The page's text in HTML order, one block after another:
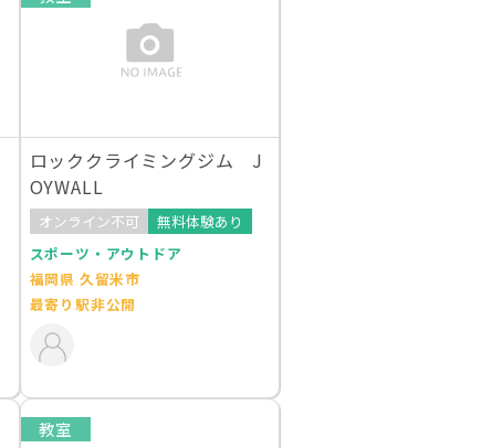
ロッククライミングジム J
OYWALL
オンライン不可
無料体験あり
スポーツ・アウトドア
福岡県 久留米市
最寄り駅非公開
教室